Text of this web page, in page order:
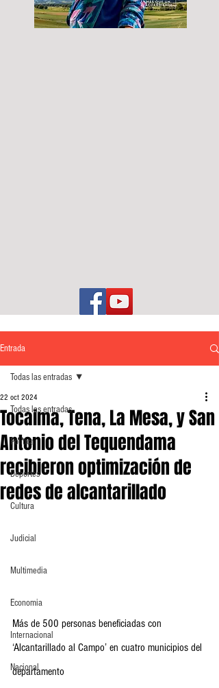
Entrada
Todas las entradas
Política
Deportes
Cultura
Judicial
Multimedia
Economia
Internacional
Nacional
Todas las entradas
Tocaima, Tena, La Mesa, y San
Antonio del Tequendama
recibieron optimización de
redes de alcantarillado
22 oct 2024
Más de 500 personas beneficiadas con
‘Alcantarillado al Campo’ en cuatro municipios del
departamento